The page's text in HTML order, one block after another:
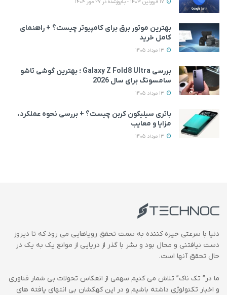
بهترین موتور برق برای کامپیوتر چیست؟ + راهنمای
کامل خرید
بررسی Galaxy Z Fold8 Ultra ؛ بهترین گوشی تاشو
سامسونگ برای سال 2026
باتری سیلیکون کربن چیست؟ + بررسی نحوه عملکرد،
مزایا و معایب
دنیا با سرعتی خیره کننده به سمت تحقق رویاهایی می رود که تا دیروز
دست نیافتنی و محال بود و بشر با گذر از دریایی از موانع یک به یک در
حال تحقق آنها است.
ما در” تک ناک” تلاش می کنیم سهمی از انعکاس تحولات بی شمار فناوری
و اخبار تکنولوژی داشته باشیم و در این کهکشان بی انتهای یافته های